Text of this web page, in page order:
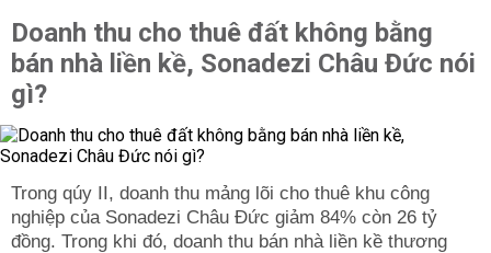
Doanh thu cho thuê đất không bằng
bán nhà liền kề, Sonadezi Châu Đức nói
gì?
Trong qúy II, doanh thu mảng lõi cho thuê khu công
nghiệp của Sonadezi Châu Đức giảm 84% còn 26 tỷ
đồng. Trong khi đó, doanh thu bán nhà liền kề thương